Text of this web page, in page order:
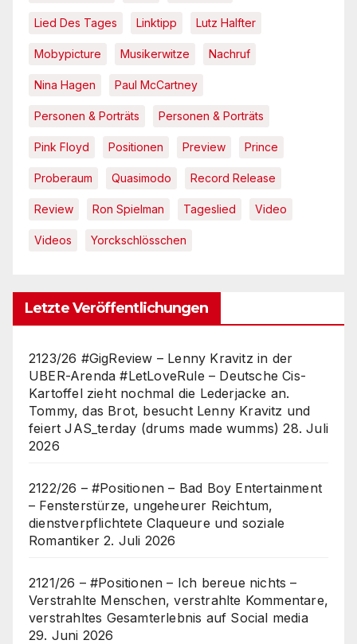
Lied Des Tages Linktipp Lutz Halfter
Mobypicture Musikerwitze Nachruf
Nina Hagen Paul McCartney
Personen & Porträts Personen & Porträts
Pink Floyd Positionen Preview Prince
Proberaum Quasimodo Record Release
Review Ron Spielman Tageslied Video
Videos Yorckschlösschen
Letzte Veröffentlichungen
2123/26 #GigReview – Lenny Kravitz in der
UBER-Arenda #LetLoveRule – Deutsche Cis-
Kartoffel zieht nochmal die Lederjacke an.
Tommy, das Brot, besucht Lenny Kravitz und
feiert JAS_terday (drums made wumms) 28. Juli
2026
2122/26 – #Positionen – Bad Boy Entertainment
– Fensterstürze, ungeheurer Reichtum,
dienstverpflichtete Claqueure und soziale
Romantiker 2. Juli 2026
2121/26 – #Positionen – Ich bereue nichts –
Verstrahlte Menschen, verstrahlte Kommentare,
verstrahltes Gesamterlebnis auf Social media
29. Juni 2026